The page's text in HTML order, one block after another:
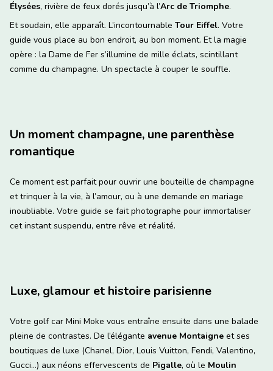
Élysées, rivière de feux dorés jusqu’à l’Arc de Triomphe.
Et soudain, elle apparaît. L’incontournable Tour Eiffel. Votre
guide vous place au bon endroit, au bon moment. Et la magie
opère : la Dame de Fer s’illumine de mille éclats, scintillant
comme du champagne. Un spectacle à couper le souffle.
Un moment champagne, une parenthèse
romantique
Ce moment est parfait pour ouvrir une bouteille de champagne
et trinquer à la vie, à l’amour, ou à une demande en mariage
inoubliable. Votre guide se fait photographe pour immortaliser
cet instant suspendu, entre rêve et réalité.
Luxe, glamour et histoire parisienne
Votre golf car Mini Moke vous entraîne ensuite dans une balade
pleine de contrastes. De l’élégante avenue Montaigne et ses
boutiques de luxe (Chanel, Dior, Louis Vuitton, Fendi, Valentino,
Gucci…) aux néons effervescents de Pigalle, où le Moulin